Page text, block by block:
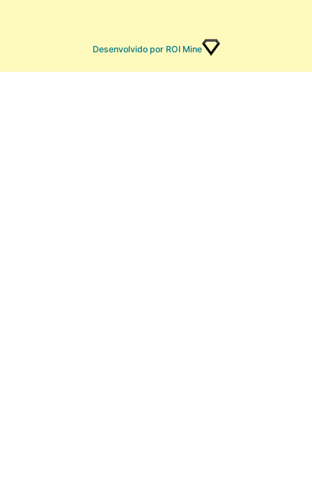
Desenvolvido por ROI Mine